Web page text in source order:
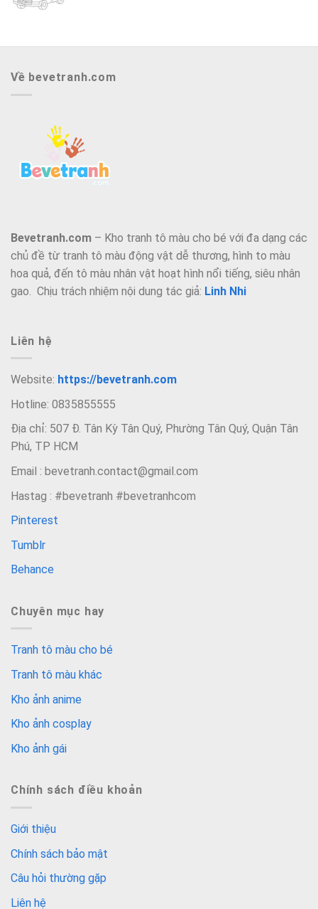
Về bevetranh.com
Bevetranh.com – Kho tranh tô màu cho bé với đa dạng các
chủ đề từ tranh tô màu động vật dễ thương, hình to màu
hoa quả, đến tô màu nhân vật hoạt hình nổi tiếng, siêu nhân
gao. Chịu trách nhiệm nội dung tác giả: Linh Nhi
Liên hệ
Website: https://bevetranh.com
Hotline: 0835855555
Địa chỉ: 507 Đ. Tân Kỳ Tân Quý, Phường Tân Quý, Quận Tân
Phú, TP HCM
Email : bevetranh.contact@gmail.com
Hastag : #bevetranh #bevetranhcom
Pinterest
Tumblr
Behance
Chuyên mục hay
Tranh tô màu cho bé
Tranh tô màu khác
Kho ảnh anime
Kho ảnh cosplay
Kho ảnh gái
Chính sách điều khoản
Giới thiệu
Chính sách bảo mật
Câu hỏi thường gặp
Liên hệ